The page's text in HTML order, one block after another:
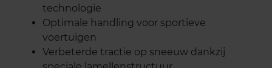
technologie
Optimale handling voor sportieve
voertuigen
Verbeterde tractie op sneeuw dankzij